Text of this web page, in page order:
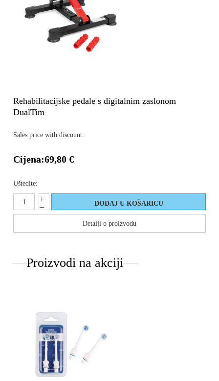
Rehabilitacijske pedale s digitalnim zaslonom
DualTim
Sales price with discount:
Cijena:69,80 €
Uštedite:
Detalji o proizvodu
Proizvodi na akciji